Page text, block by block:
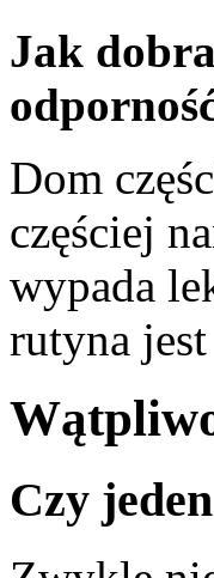
Jak
Dom
częściej
wypada
rutyna
Czy